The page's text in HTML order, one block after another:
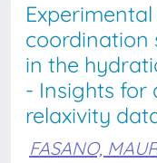
coordination
in the
- Insights for
relaxivity
FASANO,